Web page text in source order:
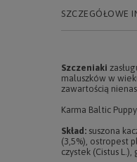
SZCZEGÓŁOWE
Szczeniaki
maluszków w
zawartością
Karma Baltic
Skład: suszona
(3,5%), ostropest
czystek (Cistus